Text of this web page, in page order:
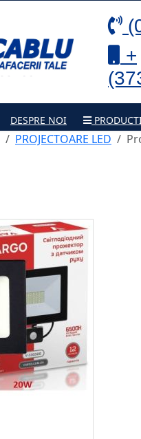
+
DESPRE NOI
PROJECTOARE LED